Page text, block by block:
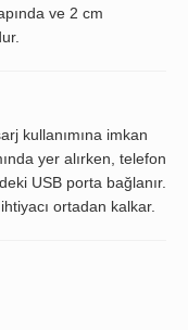
ve 2 cm
kullanımına imkan
yer alırken, telefon
USB porta bağlanır.
ortadan kalkar.